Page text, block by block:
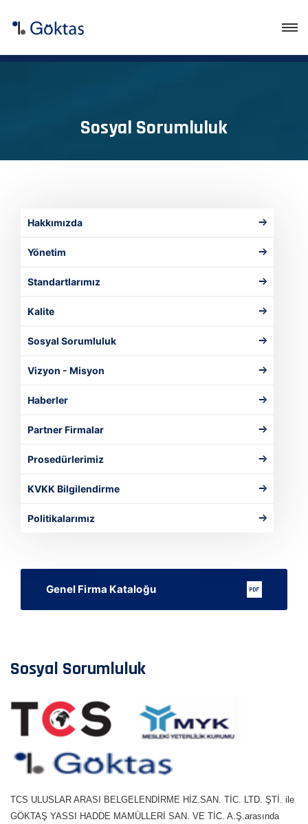
Sosyal Sorumluluk
Hakkımızda
Yönetim
Standartlarımız
Kalite
Sosyal Sorumluluk
Vizyon - Misyon
Haberler
Partner Firmalar
Prosedürlerimiz
KVKK Bilgilendirme
Politikalarımız
Genel Firma Kataloğu
Sosyal Sorumluluk
TCS ULUSLAR ARASI BELGELENDİRME HİZ.SAN. TİC. LTD. ŞTİ. ile
GÖKTAŞ YASSI HADDE MAMÜLLERİ SAN. VE TİC. A.Ş.arasında